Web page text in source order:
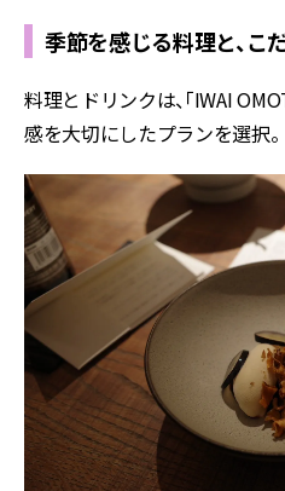
季節を感じる料理と、こ
料理とドリンクは、「IWAI
感を大切にしたプランを選択。